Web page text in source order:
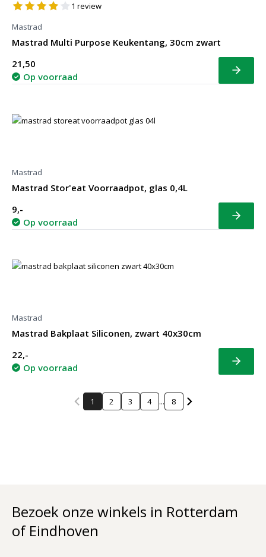
1 review
Mastrad
Mastrad Multi Purpose Keukentang, 30cm zwart
21,50
Op voorraad
Bekijk
Mastrad
Mastrad Stor'eat Voorraadpot, glas 0,4L
9,-
Op voorraad
Bekijk
Mastrad
Mastrad Bakplaat Siliconen, zwart 40x30cm
22,-
Op voorraad
Bekijk
1 2 3 4 ... 8
Bezoek onze winkels in Rotterdam
of Eindhoven